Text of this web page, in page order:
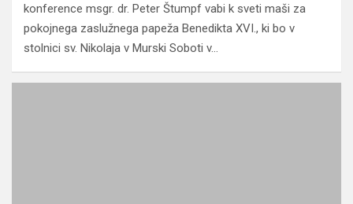
konference msgr. dr. Peter Štumpf vabi k sveti maši za
pokojnega zaslužnega papeža Benedikta XVI., ki bo v
stolnici sv. Nikolaja v Murski Soboti v…